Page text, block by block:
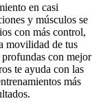
en casi
y músculos se
con más control,
movilidad de tus
profundas con mejor
te ayuda con las
más